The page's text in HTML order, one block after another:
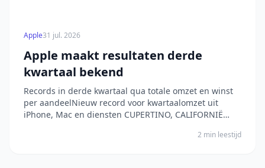
Apple31 jul. 2026
Apple maakt resultaten derde
kwartaal bekend
Records in derde kwartaal qua totale omzet en winst
per aandeelNieuw record voor kwartaalomzet uit
iPhone, Mac en diensten CUPERTINO, CALIFORNIË
voor het derde kwartaal van het boekjaar 2026, dat
2 min leestijd